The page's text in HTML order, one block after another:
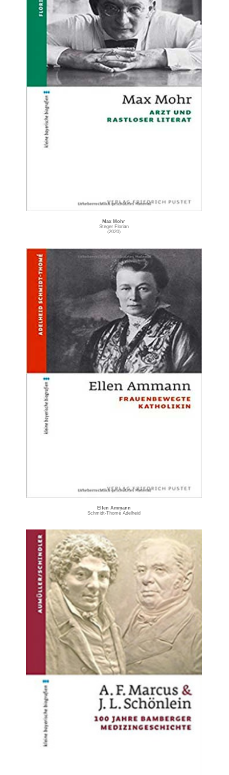
Max Mohr
Steger Florian
(2020)
Ellen Ammann
Schmidt-Thomé Adelheid